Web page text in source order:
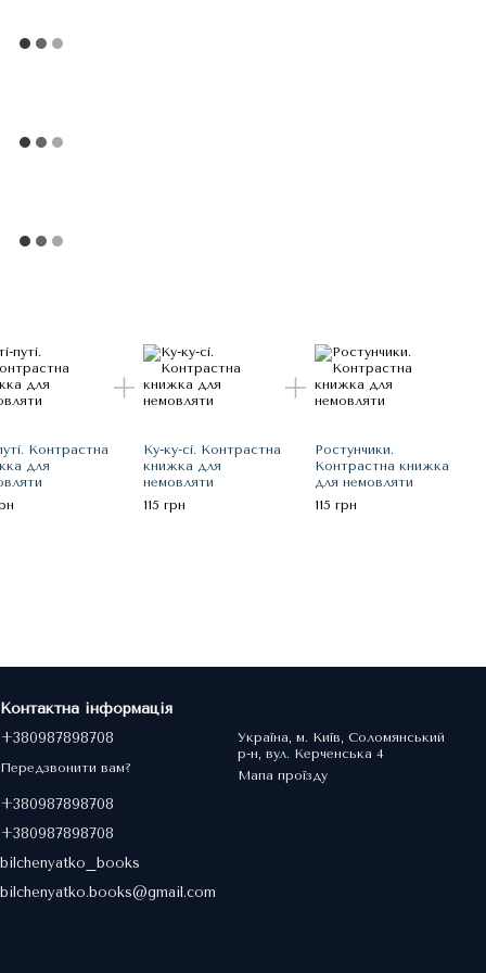
Контрастна
для
Ку-ку-сі. Контрастна
книжка для
немовляти
115 грн
Ростунчики.
Контрастна книжка
для немовляти
115 грн
Контактна інформація
+380987898708
Передзвонити вам?
+380987898708
+380987898708
bilchenyatko_books
bilchenyatko.books@gmail.com
Україна, м. Київ, Соломянський
р-н, вул. Керченська 4
Мапа проїзду